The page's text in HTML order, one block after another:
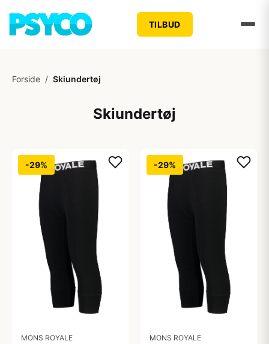
TILBUD
Forside / Skiundertøj
Skiundertøj
-29%
MONS ROYALE
-29%
MONS ROYALE